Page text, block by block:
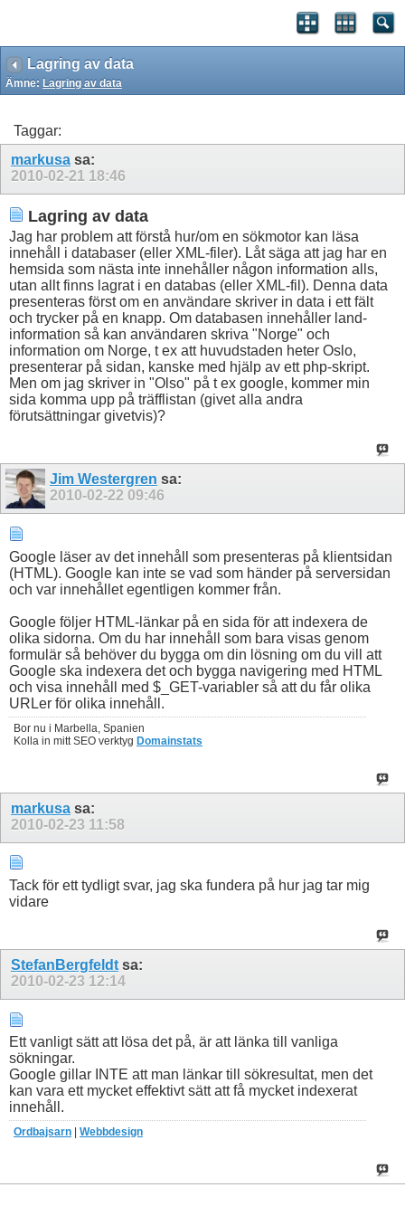
Lagring av data
Ämne: Lagring av data
Taggar:
markusa sa:
2010-02-21 18:46
Lagring av data
Jag har problem att förstå hur/om en sökmotor kan läsa
innehåll i databaser (eller XML-filer). Låt säga att jag har en
hemsida som nästa inte innehåller någon information alls,
utan allt finns lagrat i en databas (eller XML-fil). Denna data
presenteras först om en användare skriver in data i ett fält
och trycker på en knapp. Om databasen innehåller land-
information så kan användaren skriva "Norge" och
information om Norge, t ex att huvudstaden heter Oslo,
presenterar på sidan, kanske med hjälp av ett php-skript.
Men om jag skriver in "Olso" på t ex google, kommer min
sida komma upp på träfflistan (givet alla andra
förutsättningar givetvis)?
Jim Westergren sa:
2010-02-22 09:46
Google läser av det innehåll som presenteras på klientsidan
(HTML). Google kan inte se vad som händer på serversidan
och var innehållet egentligen kommer från.
Google följer HTML-länkar på en sida för att indexera de
olika sidorna. Om du har innehåll som bara visas genom
formulär så behöver du bygga om din lösning om du vill att
Google ska indexera det och bygga navigering med HTML
och visa innehåll med $_GET-variabler så att du får olika
URLer för olika innehåll.
Bor nu i Marbella, Spanien
Kolla in mitt SEO verktyg Domainstats
markusa sa:
2010-02-23 11:58
Tack för ett tydligt svar, jag ska fundera på hur jag tar mig
vidare
StefanBergfeldt sa:
2010-02-23 12:14
Ett vanligt sätt att lösa det på, är att länka till vanliga
sökningar.
Google gillar INTE att man länkar till sökresultat, men det
kan vara ett mycket effektivt sätt att få mycket indexerat
innehåll.
Ordbajsarn Webbdesign